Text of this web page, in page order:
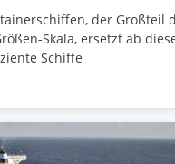
der Großteil
Skala, ersetzt ab
Schiffe